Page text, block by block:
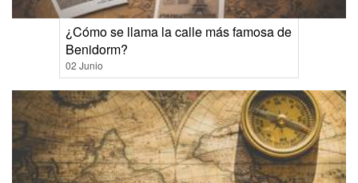
¿Cómo se llama la calle más famosa de
Benidorm?
02 Junio